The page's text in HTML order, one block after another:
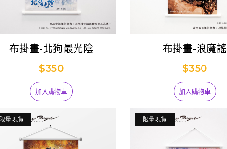
【預購】霹靂無雙
3D激戰天下-天下
014-亂世狂刀 (已結
束預購)
$1,099
【台灣搶先賣】
《Thunderbolt
Fantasy Project》
吊飾娃-萬軍破
布掛畫-北狗最光陰
$350
加入購物車
布掛畫-浪魔謠
$350
加入購物車
限量現貨 限量現貨